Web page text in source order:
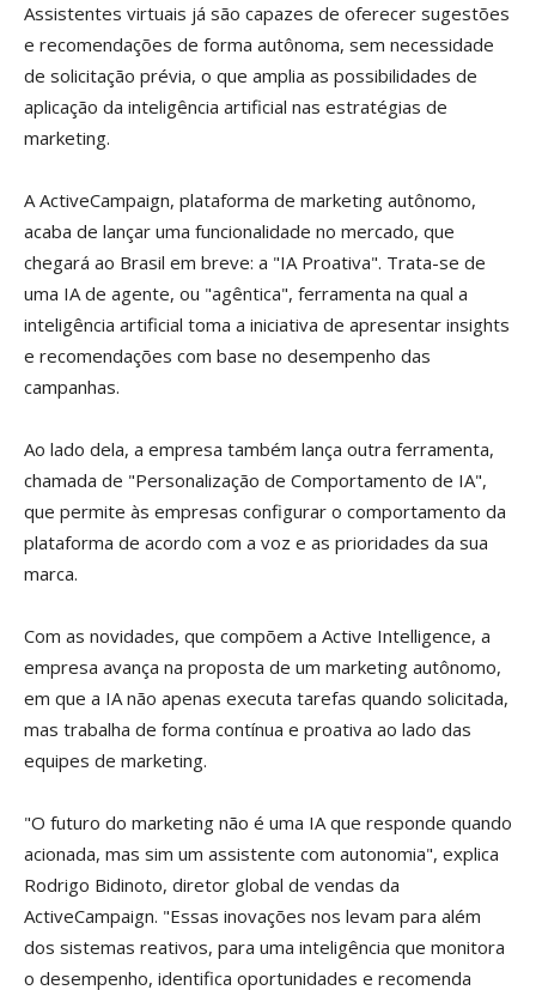
Assistentes virtuais já são capazes de oferecer sugestões
e recomendações de forma autônoma, sem necessidade
de solicitação prévia, o que amplia as possibilidades de
aplicação da inteligência artificial nas estratégias de
marketing.
A ActiveCampaign, plataforma de marketing autônomo,
acaba de lançar uma funcionalidade no mercado, que
chegará ao Brasil em breve: a "IA Proativa". Trata-se de
uma IA de agente, ou "agêntica", ferramenta na qual a
inteligência artificial toma a iniciativa de apresentar insights
e recomendações com base no desempenho das
campanhas.
Ao lado dela, a empresa também lança outra ferramenta,
chamada de "Personalização de Comportamento de IA",
que permite às empresas configurar o comportamento da
plataforma de acordo com a voz e as prioridades da sua
marca.
Com as novidades, que compõem a Active Intelligence, a
empresa avança na proposta de um marketing autônomo,
em que a IA não apenas executa tarefas quando solicitada,
mas trabalha de forma contínua e proativa ao lado das
equipes de marketing.
"O futuro do marketing não é uma IA que responde quando
acionada, mas sim um assistente com autonomia", explica
Rodrigo Bidinoto, diretor global de vendas da
ActiveCampaign. "Essas inovações nos levam para além
dos sistemas reativos, para uma inteligência que monitora
o desempenho, identifica oportunidades e recomenda